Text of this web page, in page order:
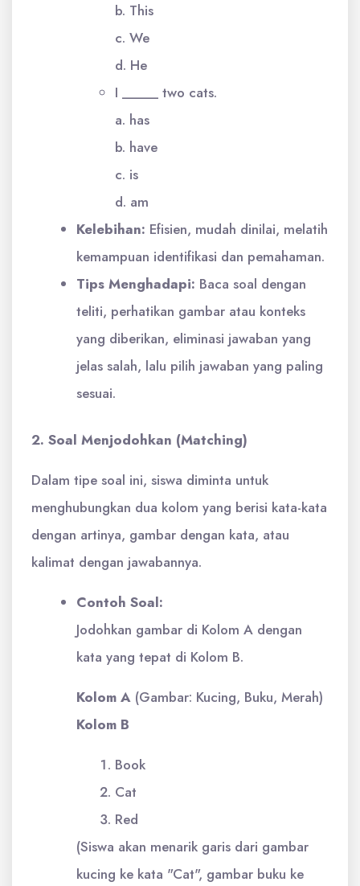
b. This
c. We
d. He
I _____ two cats.
a. has
b. have
c. is
d. am
Kelebihan: Efisien, mudah dinilai, melatih
kemampuan identifikasi dan pemahaman.
Tips Menghadapi: Baca soal dengan
teliti, perhatikan gambar atau konteks
yang diberikan, eliminasi jawaban yang
jelas salah, lalu pilih jawaban yang paling
sesuai.
2. Soal Menjodohkan (Matching)
Dalam tipe soal ini, siswa diminta untuk
menghubungkan dua kolom yang berisi kata-kata
dengan artinya, gambar dengan kata, atau
kalimat dengan jawabannya.
Contoh Soal:
Jodohkan gambar di Kolom A dengan
kata yang tepat di Kolom B.
Kolom A (Gambar: Kucing, Buku, Merah)
Kolom B
Book
Cat
Red
(Siswa akan menarik garis dari gambar
kucing ke kata "Cat", gambar buku ke